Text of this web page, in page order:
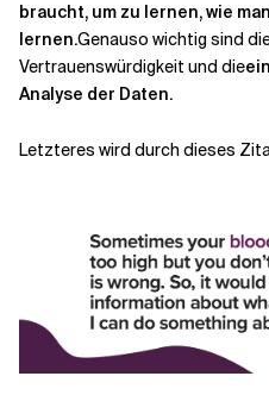
braucht, um zu lernen, wie
lernen.Genauso wichtig sind
Vertrauenswürdigkeit und die
Analyse der Daten.
Letzteres wird durch dieses